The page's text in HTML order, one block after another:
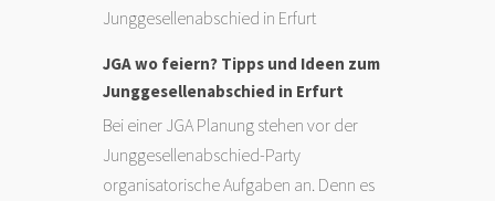
Junggesellenabschied in Erfurt
JGA wo feiern? Tipps und Ideen zum
Junggesellenabschied in Erfurt
Bei einer JGA Planung stehen vor der
Junggesellenabschied-Party
organisatorische Aufgaben an. Denn es